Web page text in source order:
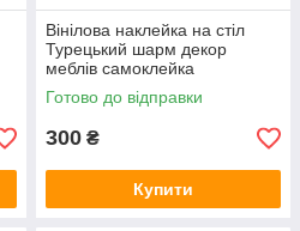
Вінілова наклейка на стіл
Турецький шарм декор
меблів самоклейка
орнаменти візерунки вензеля
Бежевий 600х1200 мм
Готово до відправки
300 ₴
Купити